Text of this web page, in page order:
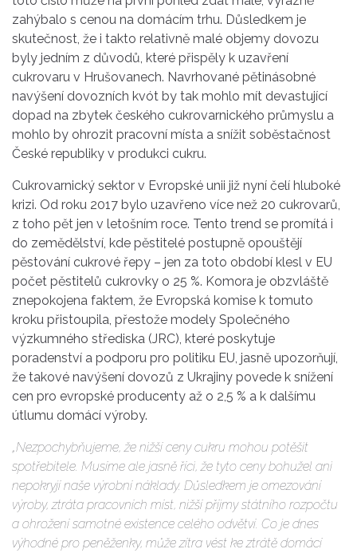
zahýbalo s cenou na domácím trhu. Důsledkem je
skutečnost, že i takto relativně malé objemy dovozu
byly jedním z důvodů, které přispěly k uzavření
cukrovaru v Hrušovanech. Navrhované pětinásobné
navýšení dovozních kvót by tak mohlo mít devastující
dopad na zbytek českého cukrovarnického průmyslu a
mohlo by ohrozit pracovní místa a snížit soběstačnost
České republiky v produkci cukru.
Cukrovarnický sektor v Evropské unii již nyní čelí hluboké
krizi. Od roku 2017 bylo uzavřeno více než 20 cukrovarů,
z toho pět jen v letošním roce. Tento trend se promítá i
do zemědělství, kde pěstitelé postupně opouštějí
pěstování cukrové řepy – jen za toto období klesl v EU
počet pěstitelů cukrovky o 25 %. Komora je obzvláště
znepokojena faktem, že Evropská komise k tomuto
kroku přistoupila, přestože modely Společného
výzkumného střediska (JRC), které poskytuje
poradenství a podporu pro politiku EU, jasně upozorňují,
že takové navýšení dovozů z Ukrajiny povede k snížení
cen pro evropské producenty až o 2,5 % a k dalšímu
útlumu domácí výroby.
„Nezpochybňujeme, že nižší ceny cukru mohou potěšit
spotřebitele. Musíme ale jasně říci, že tyto ceny bohužel ani
nepokryjí naše výrobní náklady. Důsledkem je omezování
výroby, ztráta pracovních míst, nižší příjmy státního rozpočtu
a ohrožení samotné existence celého odvětví. Co je dnes
výhodné pro peněženky, může zítra vést ke ztrátě domácí